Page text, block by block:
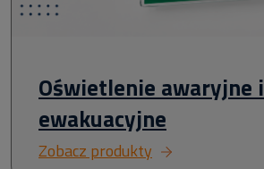
Oświetlenie awaryjne i
ewakuacyjne
Zobacz produkty